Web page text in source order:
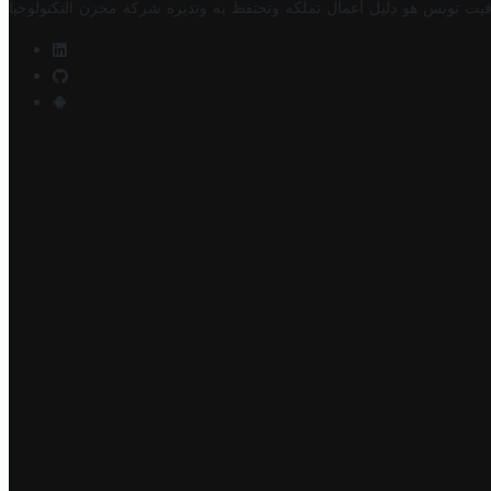
تونس هو دليل أعمال تملكه وتحتفظ به وتديره شركة مخزن التكنولوجيا